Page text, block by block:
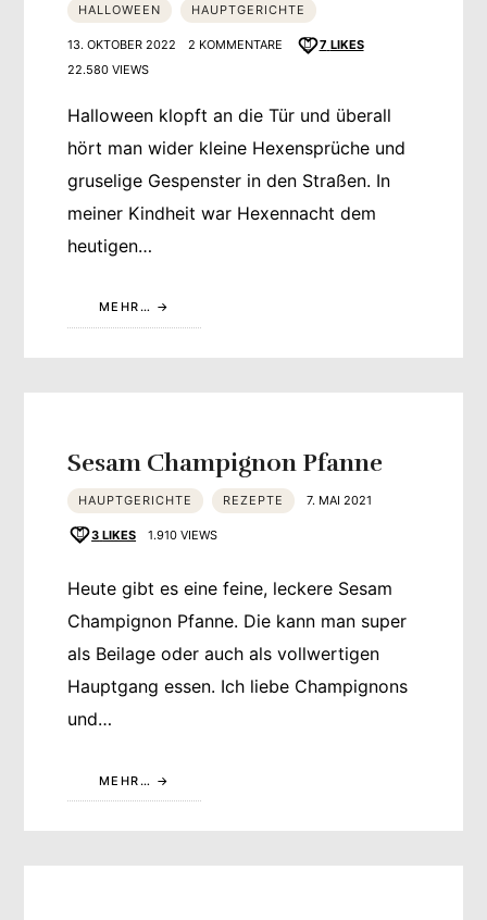
HALLOWEEN HAUPTGERICHTE
13. OKTOBER 2022 2 KOMMENTARE 7 LIKES
22.580 VIEWS
Halloween klopft an die Tür und überall
hört man wider kleine Hexensprüche und
gruselige Gespenster in den Straßen. In
meiner Kindheit war Hexennacht dem
heutigen…
MEHR…
Sesam Champignon Pfanne
HAUPTGERICHTE REZEPTE 7. MAI 2021
3 LIKES 1.910 VIEWS
Heute gibt es eine feine, leckere Sesam
Champignon Pfanne. Die kann man super
als Beilage oder auch als vollwertigen
Hauptgang essen. Ich liebe Champignons
und…
MEHR…